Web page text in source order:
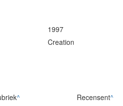
1997
Creation
^ Recensent^